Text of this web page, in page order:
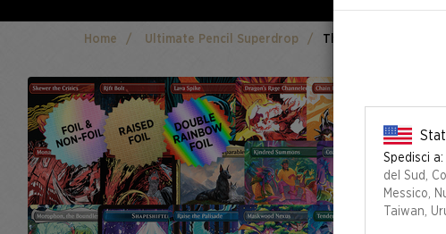
Home Ultimate Pencil Superdrop The Ultimate Pencil
Spedisci a:
del Sud,
Messico,
Taiwan,